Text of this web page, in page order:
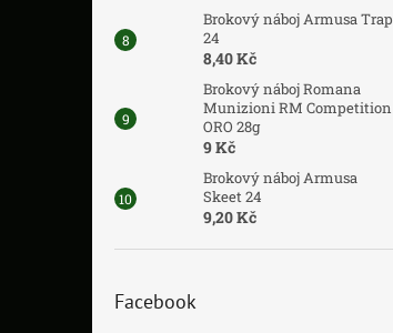
Brokový náboj Armusa Trap
24
8,40 Kč
Brokový náboj Romana
Munizioni RM Competition
ORO 28g
9 Kč
Brokový náboj Armusa
Skeet 24
9,20 Kč
Facebook